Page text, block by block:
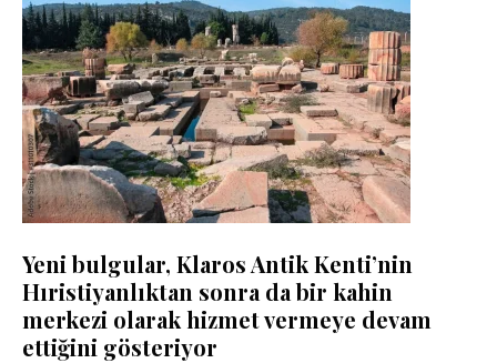
Yeni bulgular, Klaros Antik Kenti’nin
Hıristiyanlıktan sonra da bir kahin
merkezi olarak hizmet vermeye devam
ettiğini gösteriyor